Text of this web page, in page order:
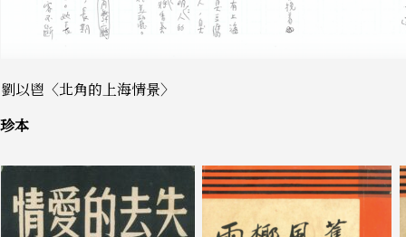
劉以鬯〈北角的上海情景〉
珍本